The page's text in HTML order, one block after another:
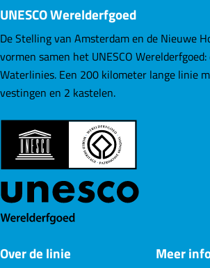
UNESCO Werelderfgoed
De Stelling van Amsterdam en de Nieuwe
vormen samen het UNESCO
Waterlinies. Een 200 kilometer lange linie
vestingen en 2 kastelen.
Over de linie Meer